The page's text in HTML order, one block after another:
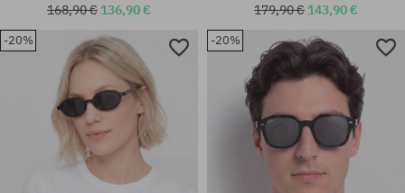
168,90 € 136,90 € 179,90 € 143,90 €
-20% -20%